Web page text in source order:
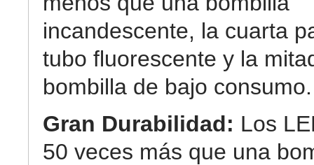
incandescente, la cuarta
tubo fluorescente y la
bombilla de bajo consumo.
Gran Durabilidad: Los
50 veces más que una